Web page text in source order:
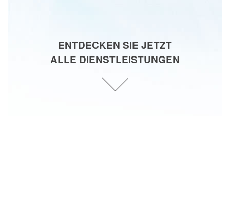
ENTDECKEN SIE JETZT
ALLE DIENSTLEISTUNGEN